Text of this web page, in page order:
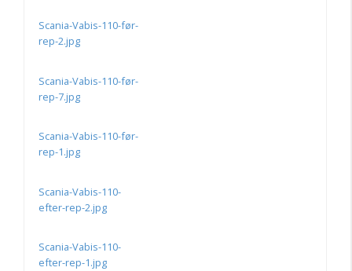
Scania-Vabis-110-før-
rep-2.jpg
Scania-Vabis-110-før-
rep-7.jpg
Scania-Vabis-110-før-
rep-1.jpg
Scania-Vabis-110-
efter-rep-2.jpg
Scania-Vabis-110-
efter-rep-1.jpg